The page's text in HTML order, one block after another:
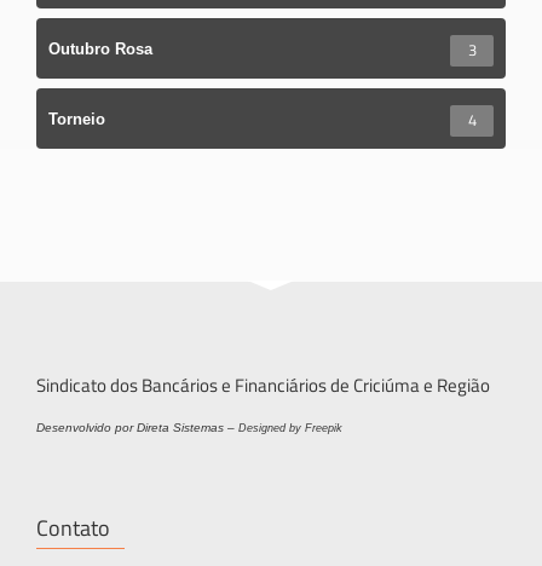
Outubro Rosa 3
Torneio 4
Sindicato dos Bancários e Financiários de Criciúma e Região
Desenvolvido por Direta Sistemas – Designed by Freepik
Contato